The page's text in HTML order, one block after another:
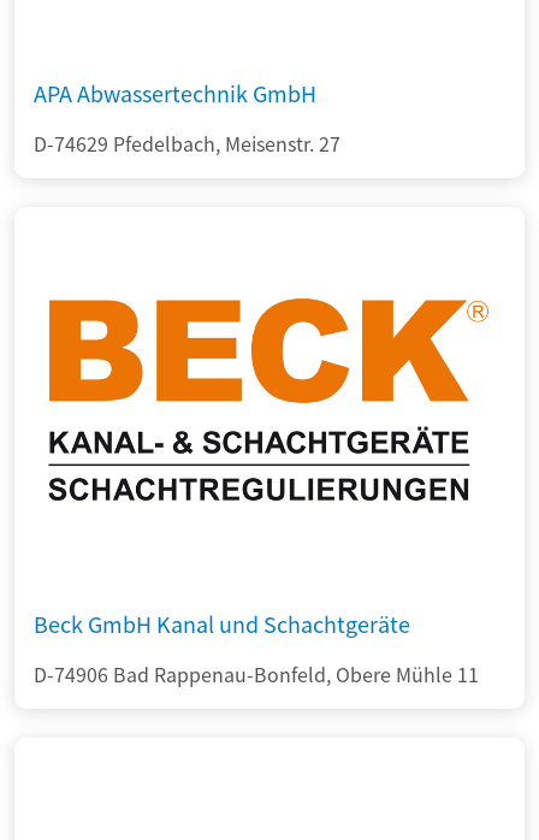
APA Abwassertechnik GmbH
D-74629 Pfedelbach, Meisenstr. 27
Beck GmbH Kanal und Schachtgeräte
D-74906 Bad Rappenau-Bonfeld, Obere Mühle 11